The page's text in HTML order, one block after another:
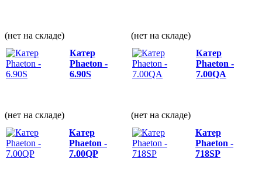
(нет на складе)
(нет на складе)
Катер
Phaeton -
6.90S
(нет на складе)
Катер
Phaeton -
7.00QА
(нет на складе)
Катер
Phaeton -
7.00QP
Катер
Phaeton -
718SP